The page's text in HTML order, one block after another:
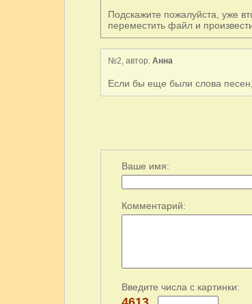
Подскажите пожалуйста, уже
переместить файл и
№2, автор: Анна
Если бы еще были слова
Ваше имя:
Комментарий:
Введите числа с картинки: